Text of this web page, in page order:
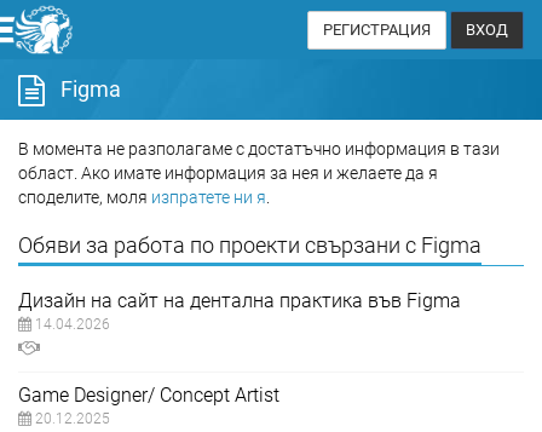
РЕГИСТРАЦИЯ ВХОД
Figma
В момента не разполагаме с достатъчно информация в тази
област. Ако имате информация за нея и желаете да я
споделите, моля изпратете ни я
Обяви за работа по проекти свързани с Figma
Дизайн на сайт на дентална практика във Figma
14.04.2026
Game Designer/ Concept Artist
20.12.2025